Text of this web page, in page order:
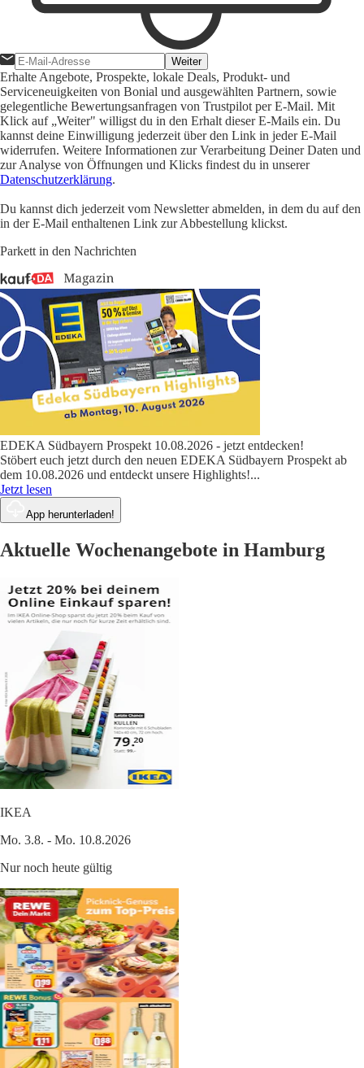
Weiter
Erhalte Angebote, Prospekte, lokale Deals, Produkt- und
Serviceneuigkeiten von Bonial und ausgewählten Partnern, sowie
gelegentliche Bewertungsanfragen von Trustpilot per E-Mail. Mit
Klick auf „Weiter" willigst du in den Erhalt dieser E-Mails ein. Du
kannst deine Einwilligung jederzeit über den Link in jeder E-Mail
widerrufen. Weitere Informationen zur Verarbeitung Deiner Daten und
zur Analyse von Öffnungen und Klicks findest du in unserer
Datenschutzerklärung.
Du kannst dich jederzeit vom Newsletter abmelden, in dem du auf den
in der E-Mail enthaltenen Link zur Abbestellung klickst.
Parkett in den Nachrichten
EDEKA Südbayern Prospekt 10.08.2026 - jetzt entdecken!
Stöbert euch jetzt durch den neuen EDEKA Südbayern Prospekt ab
dem 10.08.2026 und entdeckt unsere Highlights!...
Jetzt lesen
App herunterladen!
Aktuelle Wochenangebote in Hamburg
IKEA
Mo. 3.8. - Mo. 10.8.2026
Nur noch heute gültig